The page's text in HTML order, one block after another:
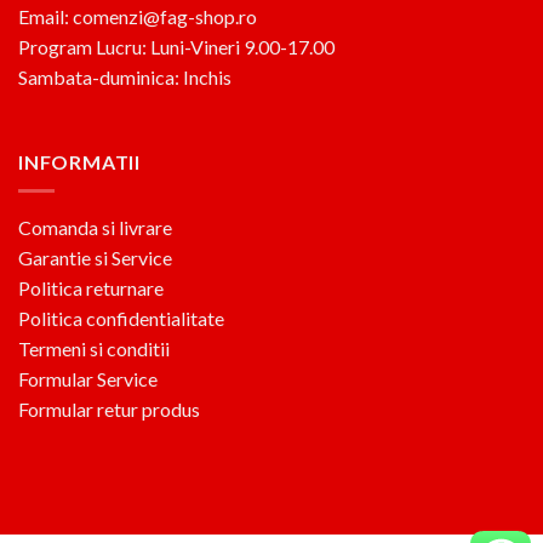
Email: comenzi@fag-shop.ro
Program Lucru: Luni-Vineri 9.00-17.00
Sambata-duminica: Inchis
INFORMATII
Comanda si livrare
Garantie si Service
Politica returnare
Politica confidentialitate
Termeni si conditii
Formular Service
Formular retur produs